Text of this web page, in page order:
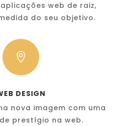
web de raiz,
do seu objetivo.

DESIGN
nova imagem com uma
prestígio na web.